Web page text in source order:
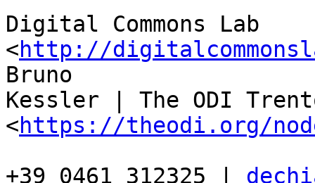
Digital Commons Lab
<http://
Bruno
Kessler | The ODI
<https://theodi.org/
+39 0461 312325 |